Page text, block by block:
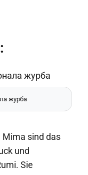
журба
Mima sind das
und
Sie